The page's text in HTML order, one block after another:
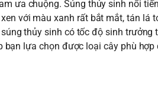
ưa chuộng. Súng thủy sinh nổi
với màu xanh rất bắt mắt, tán lá
thủy sinh có tốc độ sinh trưởng
lựa chọn được loại cây phù hợp